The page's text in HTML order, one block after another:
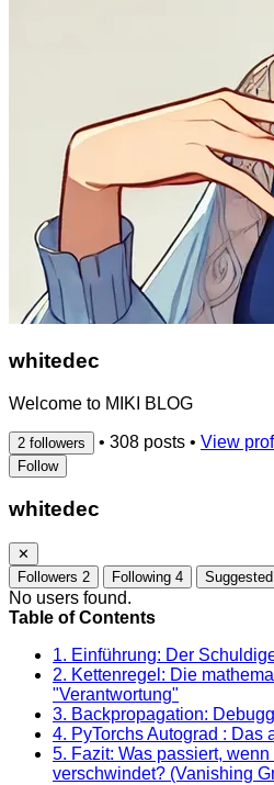
whitedec
Welcome to MIKI BLOG
2 followers • 308 posts • View
Follow
whitedec
✕
Followers 2 Following 4 Suggested
No users found.
Table of Contents
1. Einführung: Der
2. Kettenregel: Die
"Verantwortung"
3. Backpropagation:
4. PyTorchs Autograd : Das
5. Fazit: Was passiert,
verschwindet? (Vanishing